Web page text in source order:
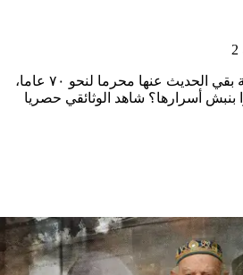
طنطورة.. مجزرة اسرائيلية بقي الحديث عنها محرما لنحو ٧٠ عاما،
أسرارها؟ شاهد الوثائقي حصريا